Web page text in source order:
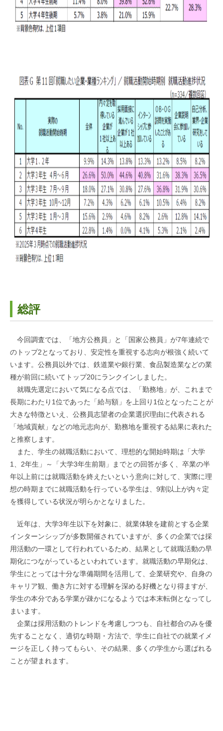
総評
今回調査では、「地方公務員」と「国家公務員」が7年連続で
のトップ2となっており、安定性を重視する志向が根強く続いて
います。公務員以外では、鉄道業や銀行業、食品製造業などの業
種が前回に続いてトップ20にランクインしました。
就職先選定において気になる点では、「勤務地」が、これまで
長期にわたり1位であった「給与額」を上回り1位となったことが
大きな特徴といえ、公務員志望者の企業選択理由に代表される
「地域貢献」などの地元志向が、勤務地を重視する結果に表れた
と推察します。
また、学生の就職活動において、理想的な開始時期は「大学
1、2年生」～「大学3年生前期」までとの回答が多く、卒業の半
年以上前には就職活動を終えたいという意向に対して、実際に理
想の時期までに就職活動を行っている学生は、9割以上が内々定
を獲得している状況が明らかとなりました。
近年は、大学3年生以下を対象に、就業体験を建前とする企業
インターンシップが多数開催されていますが、多くの企業では採
用活動の一環として行われているため、結果として就職活動の早
期化につながっているといわれています。就職活動の早期化は、
学生にとっては十分な準備期間を活用して、企業研究や、自身の
キャリア観、働き方に対する理解を深める好機となり得ますが、
学生の本分である学業が疎かになるようでは本末転倒となってし
まいます。
企業は採用活動のトレンドを考慮しつつも、自社都合のみを優
先することなく、適切な時期・方法で、学生に自社での就業イメ
ージを正しく持ってもらい、その結果、多くの学生から選ばれる
ことが望まれます。